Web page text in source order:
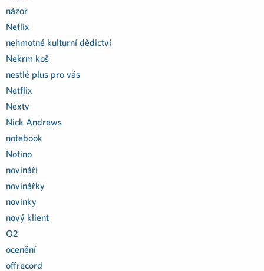
názor
Neflix
nehmotné kulturní dědictví
Nekrm koš
nestlé plus pro vás
Netflix
Nextv
Nick Andrews
notebook
Notino
novináři
novinářky
novinky
nový klient
O2
ocenění
offrecord